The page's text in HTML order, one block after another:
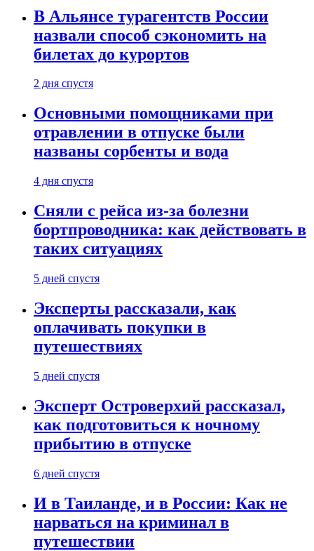
В Альянсе турагентств России
назвали способ сэкономить на
билетах до курортов
2 дня спустя
Основными помощниками при
отравлении в отпуске были
названы сорбенты и вода
4 дня спустя
Сняли с рейса из-за болезни
бортпроводника: как действовать в
таких ситуациях
5 дней спустя
Эксперты рассказали, как
оплачивать покупки в
путешествиях
5 дней спустя
Эксперт Островерхий рассказал,
как подготовиться к ночному
прибытию в отпуске
6 дней спустя
И в Таиланде, и в России: Как не
нарваться на криминал в
путешествии